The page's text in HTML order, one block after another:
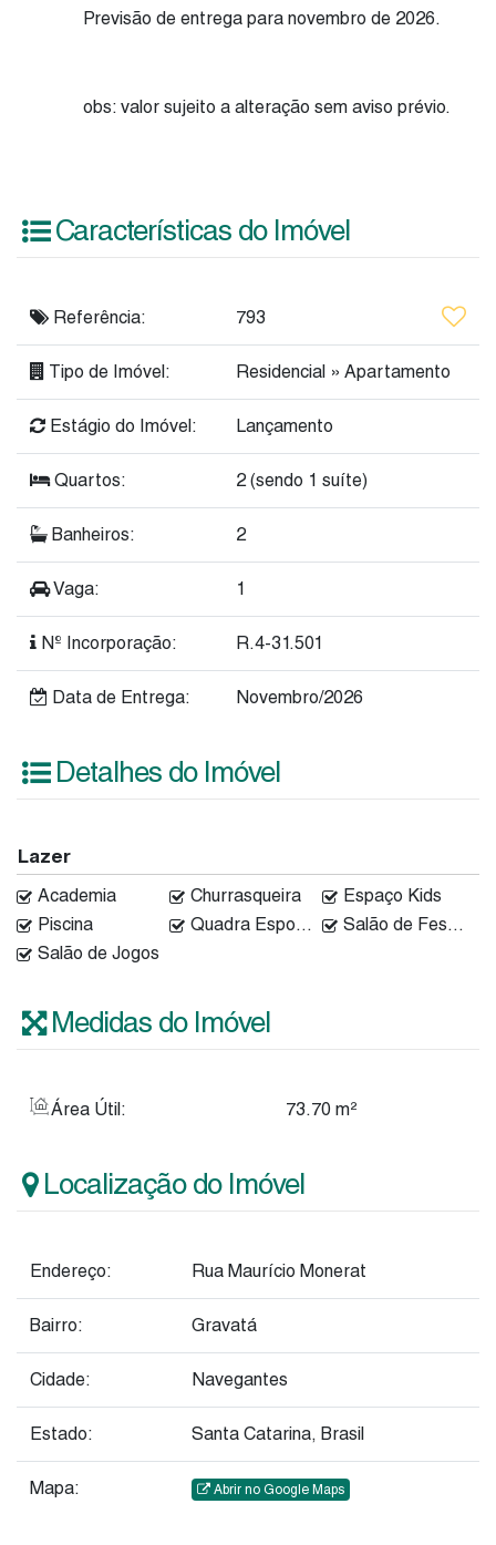
Previsão de entrega para novembro de 2026.
obs: valor sujeito a alteração sem aviso prévio.
Características do Imóvel
Referência: 793
Tipo de Imóvel: Residencial » Apartamento
Estágio do Imóvel: Lançamento
Quartos: 2 (sendo 1 suíte)
Banheiros: 2
Vaga: 1
Nº Incorporação: R.4-31.501
Data de Entrega: Novembro/2026
Detalhes do Imóvel
Lazer
Academia Churrasqueira
Espaço Kids
Piscina
Quadra Esportiva
Salão de Festas
Salão de Jogos
Medidas do Imóvel
Área Útil: 73.70 m²
Localização do Imóvel
Endereço: Rua Maurício Monerat
Bairro: Gravatá
Cidade: Navegantes
Estado: Santa Catarina, Brasil
Mapa: Abrir no Google Maps